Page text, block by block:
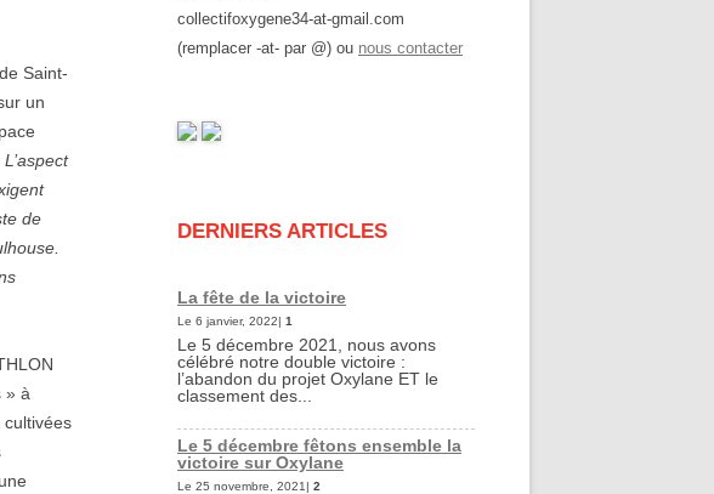
Saint-
un
L’aspect
de
» à
collectifoxygene34-at-gmail.com
(remplacer -at- par @) ou nous contacter
DERNIERS ARTICLES
La fête de la victoire
Le 6 janvier, 2022| 1
Le 5 décembre 2021, nous avons
célébré notre double victoire :
l’abandon du projet Oxylane ET le
classement des...
Le 5 décembre fêtons ensemble la
victoire sur Oxylane
Le 25 novembre, 2021| 2